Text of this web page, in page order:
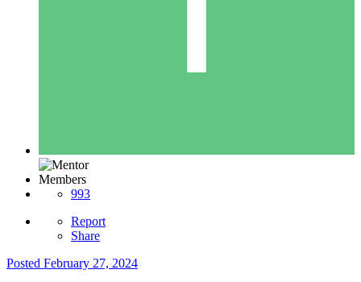
Members
993
Report
Share
Posted February 27, 2024